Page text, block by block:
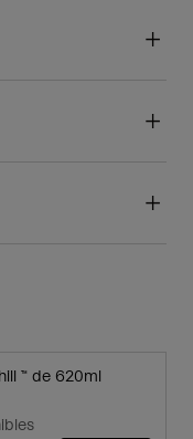
™ de 620ml